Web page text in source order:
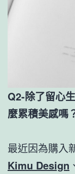
Q2-除了留心
麼累積美感嗎
最近因為購入
Kimu Design